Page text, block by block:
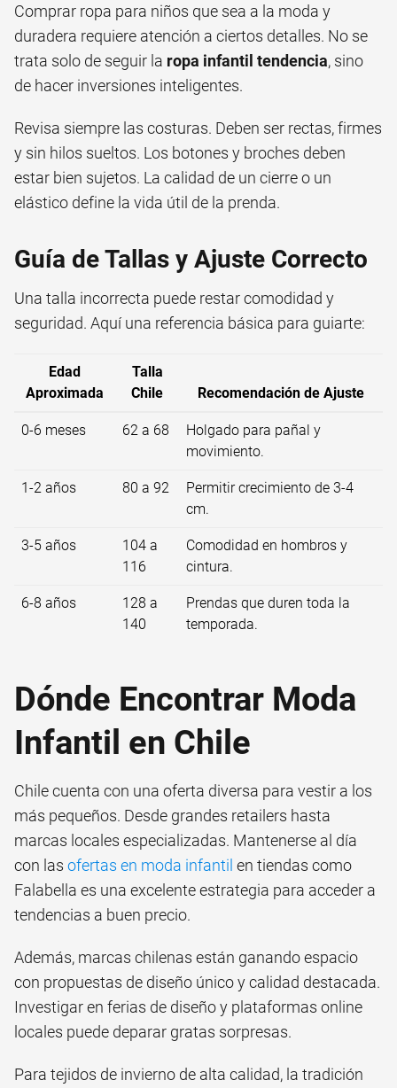
Comprar ropa para niños que sea a la moda y
duradera requiere atención a ciertos detalles. No se
trata solo de seguir la ropa infantil tendencia, sino
de hacer inversiones inteligentes.
Revisa siempre las costuras. Deben ser rectas, firmes
y sin hilos sueltos. Los botones y broches deben
estar bien sujetos. La calidad de un cierre o un
elástico define la vida útil de la prenda.
Guía de Tallas y Ajuste Correcto
Una talla incorrecta puede restar comodidad y
seguridad. Aquí una referencia básica para guiarte:
Edad
Aproximada
Talla
Chile
Recomendación de Ajuste
0-6 meses 62 a 68
Holgado para pañal y
movimiento.
1-2 años 80 a 92
Permitir crecimiento de 3-4
cm.
3-5 años
104 a
116
Comodidad en hombros y
cintura.
6-8 años
128 a
140
Prendas que duren toda la
temporada.
Dónde Encontrar Moda
Infantil en Chile
Chile cuenta con una oferta diversa para vestir a los
más pequeños. Desde grandes retailers hasta
marcas locales especializadas. Mantenerse al día
con las ofertas en moda infantil en tiendas como
Falabella es una excelente estrategia para acceder a
tendencias a buen precio.
Además, marcas chilenas están ganando espacio
con propuestas de diseño único y calidad destacada.
Investigar en ferias de diseño y plataformas online
locales puede deparar gratas sorpresas.
Para tejidos de invierno de alta calidad, la tradición